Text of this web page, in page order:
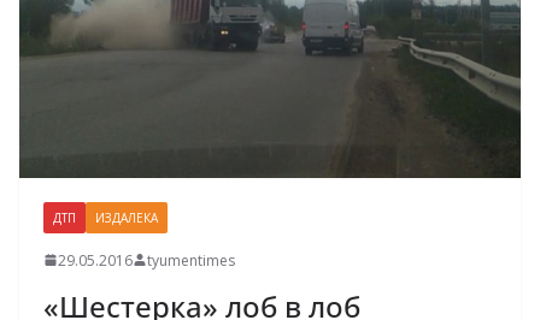
ДТП ИЗДАЛЕКА
29.05.2016 tyumentimes
«Шестерка» лоб в лоб